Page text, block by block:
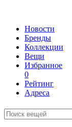
Новости
Бренды
Коллекции
Вещи
Избранное
0
Рейтинг
Адреса